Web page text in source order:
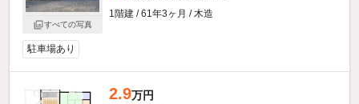
すべての写真
1階建 / 61年3ヶ月 / 木造
駐車場あり
2.9万円